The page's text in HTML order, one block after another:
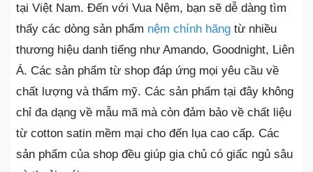
tại Việt Nam. Đến với Vua Nệm, bạn sẽ dễ dàng tìm
thấy các dòng sản phẩm nệm chính hãng từ nhiều
thương hiệu danh tiếng như Amando, Goodnight, Liên
Á. Các sản phẩm từ shop đáp ứng mọi yêu cầu về
chất lượng và thẩm mỹ. Các sản phẩm tại đây không
chỉ đa dạng về mẫu mã mà còn đảm bảo về chất liệu
từ cotton satin mềm mại cho đến lụa cao cấp. Các
sản phẩm của shop đều giúp gia chủ có giấc ngủ sâu